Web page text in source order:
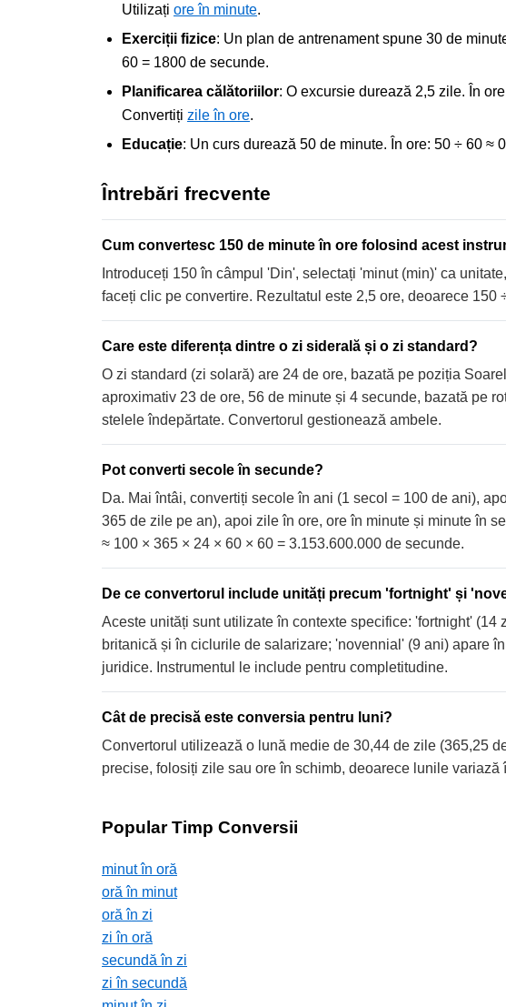
Utilizați ore în minute.
Exerciții fizice: Un plan de antrenament spune 30 de
60 = 1800 de secunde.
Planificarea călătoriilor: O excursie durează 2,5 zile. În
Convertiți zile în ore.
Educație: Un curs durează 50 de minute. În ore: 50 ÷ 60 ≈
Întrebări frecvente
Cum convertesc 150 de minute în ore folosind acest
Introduceți 150 în câmpul 'Din', selectați 'minut (min)' ca
faceți clic pe convertire. Rezultatul este 2,5 ore, deoarece 150
Care este diferența dintre o zi siderală și o zi standard?
O zi standard (zi solară) are 24 de ore, bazată pe poziția
aproximativ 23 de ore, 56 de minute și 4 secunde, bazată pe
stelele îndepărtate. Convertorul gestionează ambele.
Pot converti secole în secunde?
Da. Mai întâi, convertiți secole în ani (1 secol = 100 de ani),
365 de zile pe an), apoi zile în ore, ore în minute și minute în
≈ 100 × 365 × 24 × 60 × 60 = 3.153.600.000 de secunde.
De ce convertorul include unități precum 'fortnight' și
Aceste unități sunt utilizate în contexte specifice: 'fortnight' (14
britanică și în ciclurile de salarizare; 'novennial' (9 ani) apare
juridice. Instrumentul le include pentru completitudine.
Cât de precisă este conversia pentru luni?
Convertorul utilizează o lună medie de 30,44 de zile (365,25
precise, folosiți zile sau ore în schimb, deoarece lunile variază
Popular Timp Conversii
minut în oră
oră în minut
oră în zi
zi în oră
secundă în zi
zi în secundă